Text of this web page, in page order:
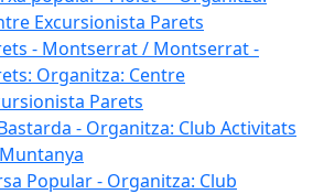
Excursionista Parets
- Montserrat / Montserrat -
Organitza: Centre
Parets
- Organitza: Club Activitats
Popular - Organitza: Club